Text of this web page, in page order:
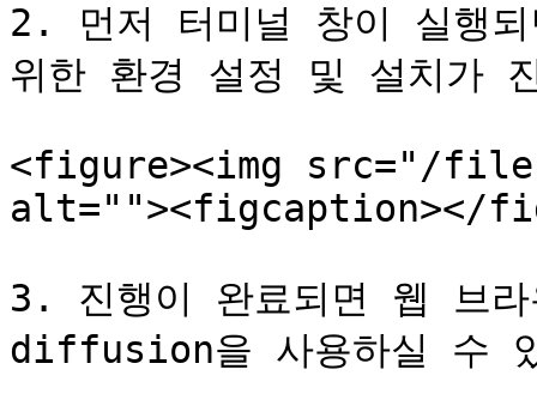
2. 먼저 터미널 창이 실행
위한 환경 설정 및 설치가
<figure><img src="/
alt=""><figcaption></
3. 진행이 완료되면 웹 브
diffusion을 사용하실 수